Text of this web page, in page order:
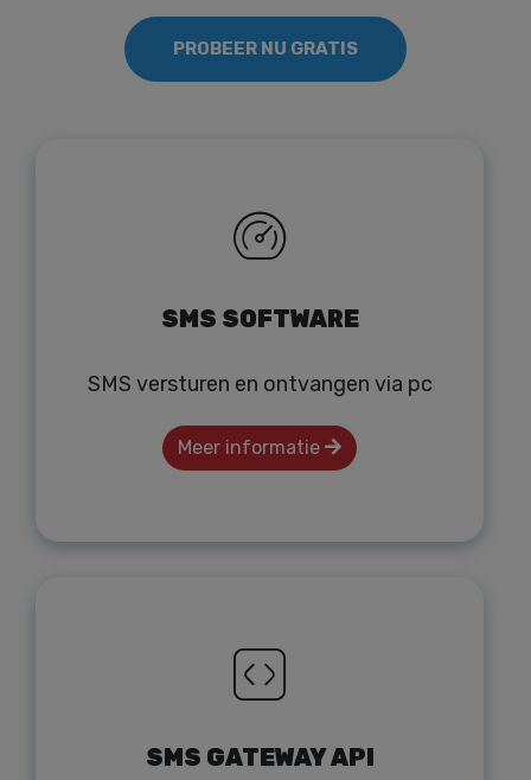
PROBEER NU GRATIS
SMS SOFTWARE
SMS versturen en ontvangen via pc
Meer informatie
SMS GATEWAY API